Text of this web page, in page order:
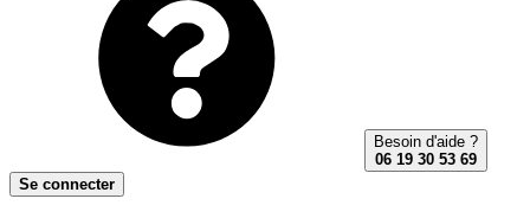
Besoin d'aide ?
06 19 30 53 69
Se connecter